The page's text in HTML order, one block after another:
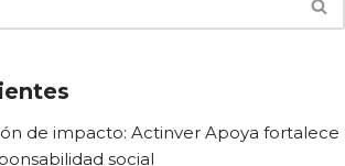
de impacto: Actinver Apoya fortalece
social